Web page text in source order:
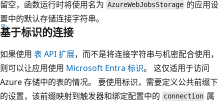
留空，函数运行时将使用名为 AzureWebJobsStorage 的应用设
置中的默认存储连接字符串。
基于标识的连接
如果使用 表 API 扩展，而不是将连接字符串与机密配合使用，
则可以让应用使用 Microsoft Entra 标识。 这仅适用于访问
Azure 存储中的表的情况。 要使用标识，需要定义公共前缀下
的设置，该前缀映射到触发器和绑定配置中的 connection 属